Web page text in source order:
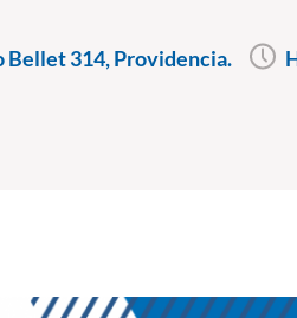
Bellet 314, Providencia.